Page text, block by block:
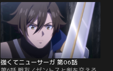
の命を救う計画を立てる。シルドニ
アの能力を駆使して王女の馬車を見
張る一行が目撃したのは、御者が護
衛の兵士に斬り掛かるという衝撃的
な光景だった。急いで現場に駆けつ
けるも…
強くてニューサーガ 第06話